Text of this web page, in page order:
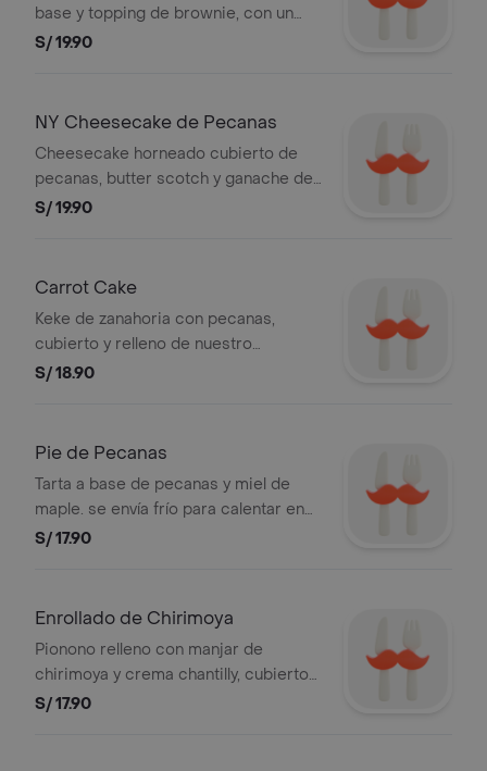
base y topping de brownie, con un
toque de fudge trufado.
S/ 19.90
NY Cheesecake de Pecanas
Cheesecake horneado cubierto de
pecanas, butter scotch y ganache de
chocolate. Base de galleta de
S/ 19.90
Carrot Cake
Keke de zanahoria con pecanas,
cubierto y relleno de nuestro
riquísimo frosting a base de queso
S/ 18.90
Pie de Pecanas
Tarta a base de pecanas y miel de
maple. se envía frío para calentar en
casa.
S/ 17.90
Enrollado de Chirimoya
Pionono relleno con manjar de
chirimoya y crema chantilly, cubierto
con praliné de pecanas.
S/ 17.90